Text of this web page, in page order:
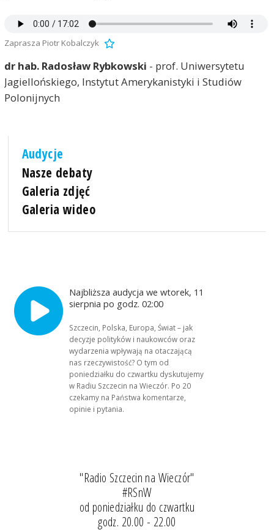
Zaprasza Piotr Kobalczyk
dr hab. Radosław Rybkowski - prof. Uniwersytetu
Jagiellońskiego, Instytut Amerykanistyki i Studiów
Polonijnych
Audycje
Nasze debaty
Galeria zdjęć
Galeria wideo
Najbliższa audycja we wtorek, 11
sierpnia po godz. 02:00
Szczecin, Polska, Europa, Świat – jak
decyzje polityków i naukowców oraz
wydarzenia wpływają na otaczającą
nas rzeczywistość? O tym od
poniedziałku do czwartku dyskutujemy
w Radiu Szczecin na Wieczór. Po 20
czekamy na Państwa komentarze,
opinie i pytania.
"Radio Szczecin na Wieczór"
#RSnW
od poniedziałku do czwartku
godz. 20.00 - 22.00